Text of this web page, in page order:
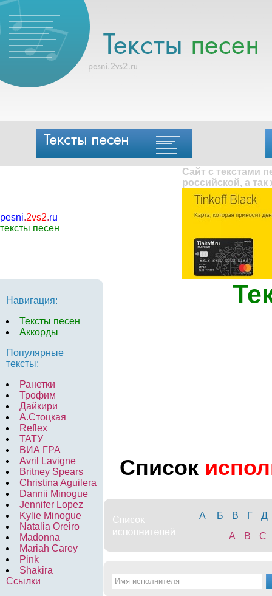
pesni.2vs2.ru
тексты песен
Сайт с текстами
российской, а
Навигация:
Тексты песен
Аккорды
Популярные
тексты:
Ранетки
Трофим
Дайкири
А.Стоцкая
Reflex
ТАТУ
ВИА ГРА
Avril Lavigne
Britney Spears
Christina Aguilera
Dannii Minogue
Jennifer Lopez
Kylie Minogue
Natalia Oreiro
Madonna
Mariah Carey
Pink
Shakira
Ссылки
Список
А Б В Г
Д
A
B C